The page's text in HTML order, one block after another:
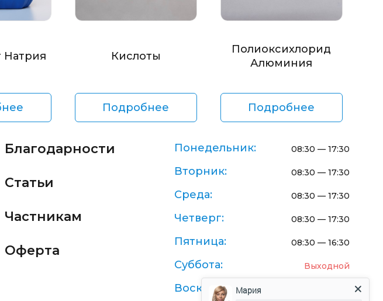
Натрия Кислоты
Подробнее
Полиоксихлорид
Алюминия
Подробнее
Благодарности
Статьи
Частникам
Оферта
Понедельник: 08:30 — 17:30
Вторник: 08:30 — 17:30
Среда: 08:30 — 17:30
Четверг: 08:30 — 17:30
Пятница: 08:30 — 16:30
Суббота: Выходной
Воскресенье:
Мария